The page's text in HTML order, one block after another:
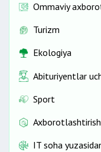
Ommaviy
Turizm
Ekologiya
Abituriyentlar
Sport
IT soha